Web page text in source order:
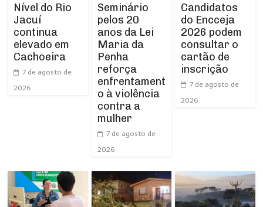
Nível do Rio
Jacuí
continua
elevado em
Cachoeira
7 de agosto de
2026
Seminário
pelos 20
anos da Lei
Maria da
Penha
reforça
enfrentament
o à violência
contra a
mulher
7 de agosto de
2026
Candidatos
do Encceja
2026 podem
consultar o
cartão de
inscrição
7 de agosto de
2026